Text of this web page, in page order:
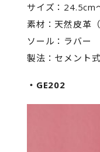
サイズ：24.5cm
素材：天然皮革（
ソール：ラバー
製法：セメント式
・GE202